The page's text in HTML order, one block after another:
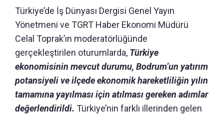
Türkiye’de İş Dünyası Dergisi Genel Yayın
Yönetmeni ve TGRT Haber Ekonomi Müdürü
Celal Toprak’ın moderatörlüğünde
gerçekleştirilen oturumlarda, Türkiye
ekonomisinin mevcut durumu, Bodrum’un yatırım
potansiyeli ve ilçede ekonomik hareketliliğin yılın
tamamına yayılması için atılması gereken adımlar
değerlendirildi. Türkiye’nin farklı illerinden gelen